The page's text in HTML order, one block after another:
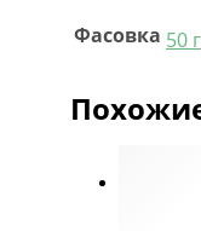
Фасовка 50 г